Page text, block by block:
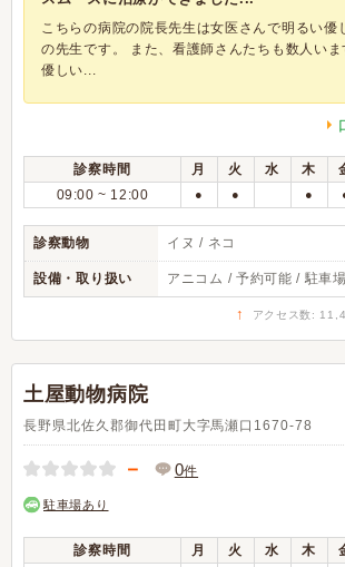
こちらの病院の院長先生は女医さんで明るい優
の先生です。 また、看護師さんたちも数人いま
優しい...
診察時間 月 火 水 木
09:00 ~ 12:00
● ● ●
診察動物 イヌ / ネコ
設備・取り扱い アニコム / 予約可能 / 駐車場
↑ アクセス数:
土屋動物病院
長野県北佐久郡御代田町大字馬瀬口1670-78
－ 0件
駐車場あり
診察時間 月 火 水 木